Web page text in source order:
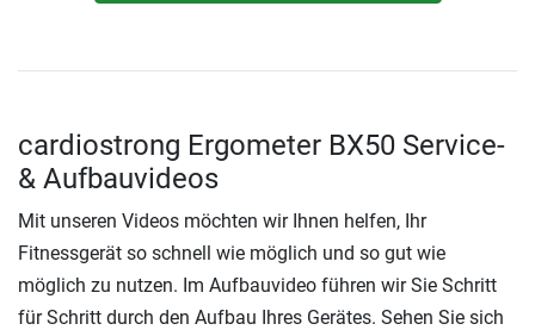
cardiostrong Ergometer BX50 Service-
& Aufbauvideos
Mit unseren Videos möchten wir Ihnen helfen, Ihr
Fitnessgerät so schnell wie möglich und so gut wie
möglich zu nutzen. Im Aufbauvideo führen wir Sie Schritt
für Schritt durch den Aufbau Ihres Gerätes. Sehen Sie sich